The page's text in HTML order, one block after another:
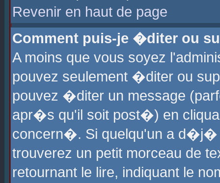
Revenir en haut de page
Comment puis-je �diter ou
A moins que vous soyez
pouvez seulement �diter ou
pouvez �diter un message
apr�s qu'il soit post�) en
concern�. Si quelqu'un a
trouverez un petit morceau de
retournant le lire, indiquant le